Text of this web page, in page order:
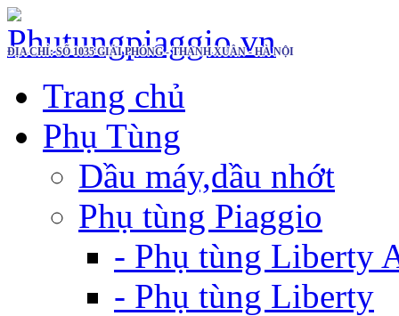
ĐỊA CHỈ: SỐ 1035 GIẢI PHÓNG - THANH XUÂN - HÀ NỘI
Trang chủ
Phụ Tùng
Dầu máy,dầu nhớt
Phụ tùng Piaggio
- Phụ tùng Liberty
- Phụ tùng Liberty